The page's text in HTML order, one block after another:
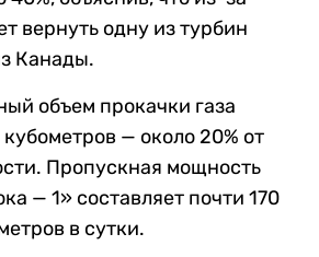
вернуть одну из турбин
Канады.
объем прокачки газа
— около 20% от
Пропускная мощность
— 1» составляет почти 170
в сутки.